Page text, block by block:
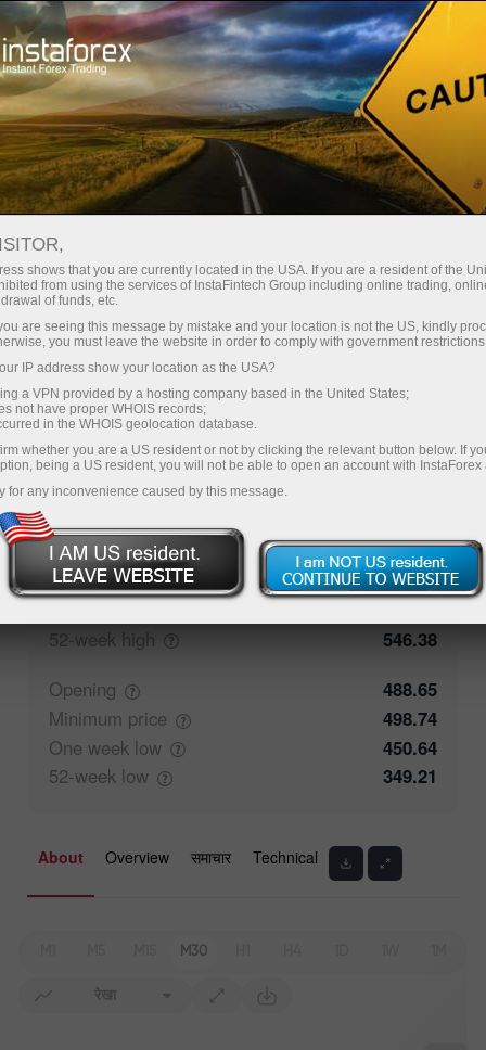
ट्रेडर्स के लिए ट्रेडिंग इंस्ट्रूमेंट्स #MSFT
MSFT
499.94 (%) 07 Aug 2026 19:59
Buy
499.94
Sell
66.66% Traders' feedback 33.34%
Closing
487.36
Maximumprice
505.13
52-week high
546.38
Opening
488.65
Minimum price
498.74
One week low
450.64
52-week low 349.21
About Overview समाचार Technical
M30
रेखा
shows that you are currently located in the USA. If you are a resident of the
from using the services of InstaFintech Group including online trading,
of funds, etc.
are seeing this message by mistake and your location is not the US, kindly
you must leave the website in order to comply with government
IP address show your location as the USA?
a VPN provided by a hosting company based in the United States;
not have proper WHOIS records;
in the WHOIS geolocation database.
whether you are a US resident or not by clicking the relevant button below. If
being a US resident, you will not be able to open an account with InstaForex
for any inconvenience caused by this message.